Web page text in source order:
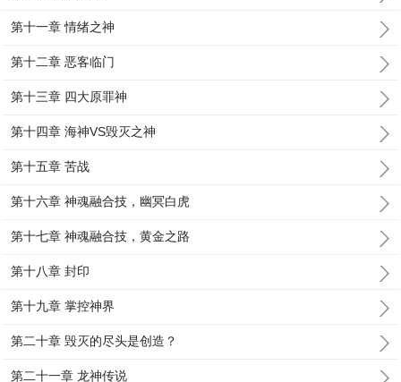
第十一章 情绪之神
第十二章 恶客临门
第十三章 四大原罪神
第十四章 海神VS毁灭之神
第十五章 苦战
第十六章 神魂融合技，幽冥白虎
第十七章 神魂融合技，黄金之路
第十八章 封印
第十九章 掌控神界
第二十章 毁灭的尽头是创造？
第二十一章 龙神传说